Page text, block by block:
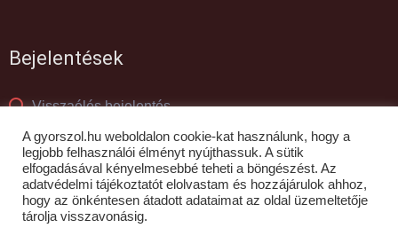
Bejelentések
Visszaélés bejelentés
Panaszkezelés
© GYŐR-SZOL Zrt - 2010- 2026
A gyorszol.hu weboldalon cookie-kat használunk, hogy a
legjobb felhasználói élményt nyújthassuk. A sütik
elfogadásával kényelmesebbé teheti a böngészést. Az
adatvédelmi tájékoztatót elolvastam és hozzájárulok ahhoz,
hogy az önkéntesen átadott adataimat az oldal üzemeltetője
tárolja visszavonásig.